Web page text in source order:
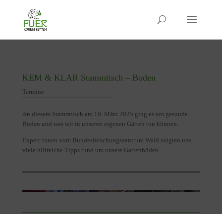
KEM & KLAR Stammtisch – Boden
Termine
An diesem Stammtisch am 10. März 2025 ging es um gesunde
Böden und was wir in unseren eigenen Gärten tun können.
Expert:innen vom Bundesforschungszentrum Wald zeigten uns
viele hilfreiche Tipps rund um unsere Gartenböden.